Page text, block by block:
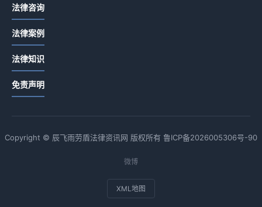
法律咨询
法律案例
法律知识
免责声明
Copyright © 辰飞雨劳盾法律资讯网 版权所有 鲁ICP备2026005306号-90
微博
XML地图